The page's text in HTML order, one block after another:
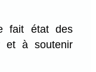
fait état des
et à soutenir